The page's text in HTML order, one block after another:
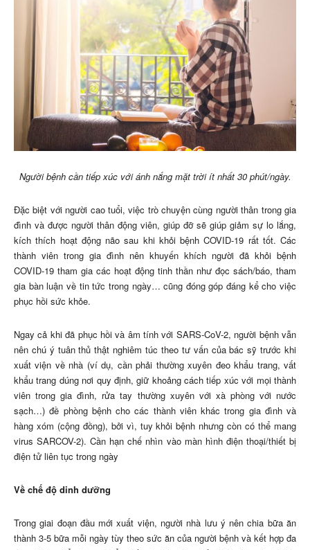
Người bệnh cần tiếp xúc với ánh nắng mặt trời ít nhất 30 phút/ngày.
Đặc biệt với người cao tuổi, việc trò chuyện cùng người thân trong gia
đình và được người thân động viên, giúp đỡ sẽ giúp giảm sự lo lắng,
kích thích hoạt động não sau khi khỏi bệnh COVID-19 rất tốt. Các
thành viên trong gia đình nên khuyến khích người đã khỏi bệnh
COVID-19 tham gia các hoạt động tinh thần như đọc sách/báo, tham
gia bàn luận về tin tức trong ngày… cũng đóng góp đáng kể cho việc
phục hồi sức khỏe.
Ngay cả khi đã phục hồi và âm tính với SARS-CoV-2, người bệnh vẫn
nên chú ý tuân thủ thật nghiêm túc theo tư vấn của bác sỹ trước khi
xuất viện về nhà (ví dụ, cần phải thường xuyên đeo khẩu trang, vất
khẩu trang dúng nơi quy định, giữ khoảng cách tiếp xúc với mọi thành
viên trong gia đình, rửa tay thường xuyên với xà phòng với nước
sạch…) đề phòng bệnh cho các thành viên khác trong gia đình và
hàng xóm (cộng đồng), bởi vì, tuy khỏi bệnh nhưng còn có thể mang
virus SARCOV-2). Cần hạn chế nhìn vào màn hình điện thoại/thiết bị
điện tử liên tục trong ngày
Về chế độ dinh dưỡng
Trong giai đoạn đầu mới xuất viện, người nhà lưu ý nên chia bữa ăn
thành 3-5 bữa mỗi ngày tùy theo sức ăn của người bệnh và kết hợp đa